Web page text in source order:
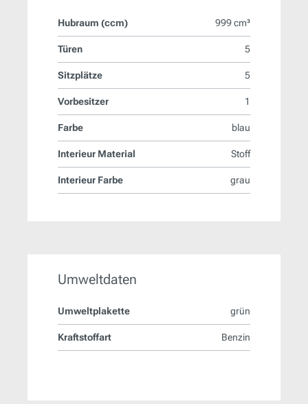
Hubraum (ccm) 999 cm³
Türen 5
Sitzplätze 5
Vorbesitzer 1
Farbe blau
Interieur Material Stoff
Interieur Farbe grau
Umweltdaten
Umweltplakette grün
Kraftstoffart Benzin